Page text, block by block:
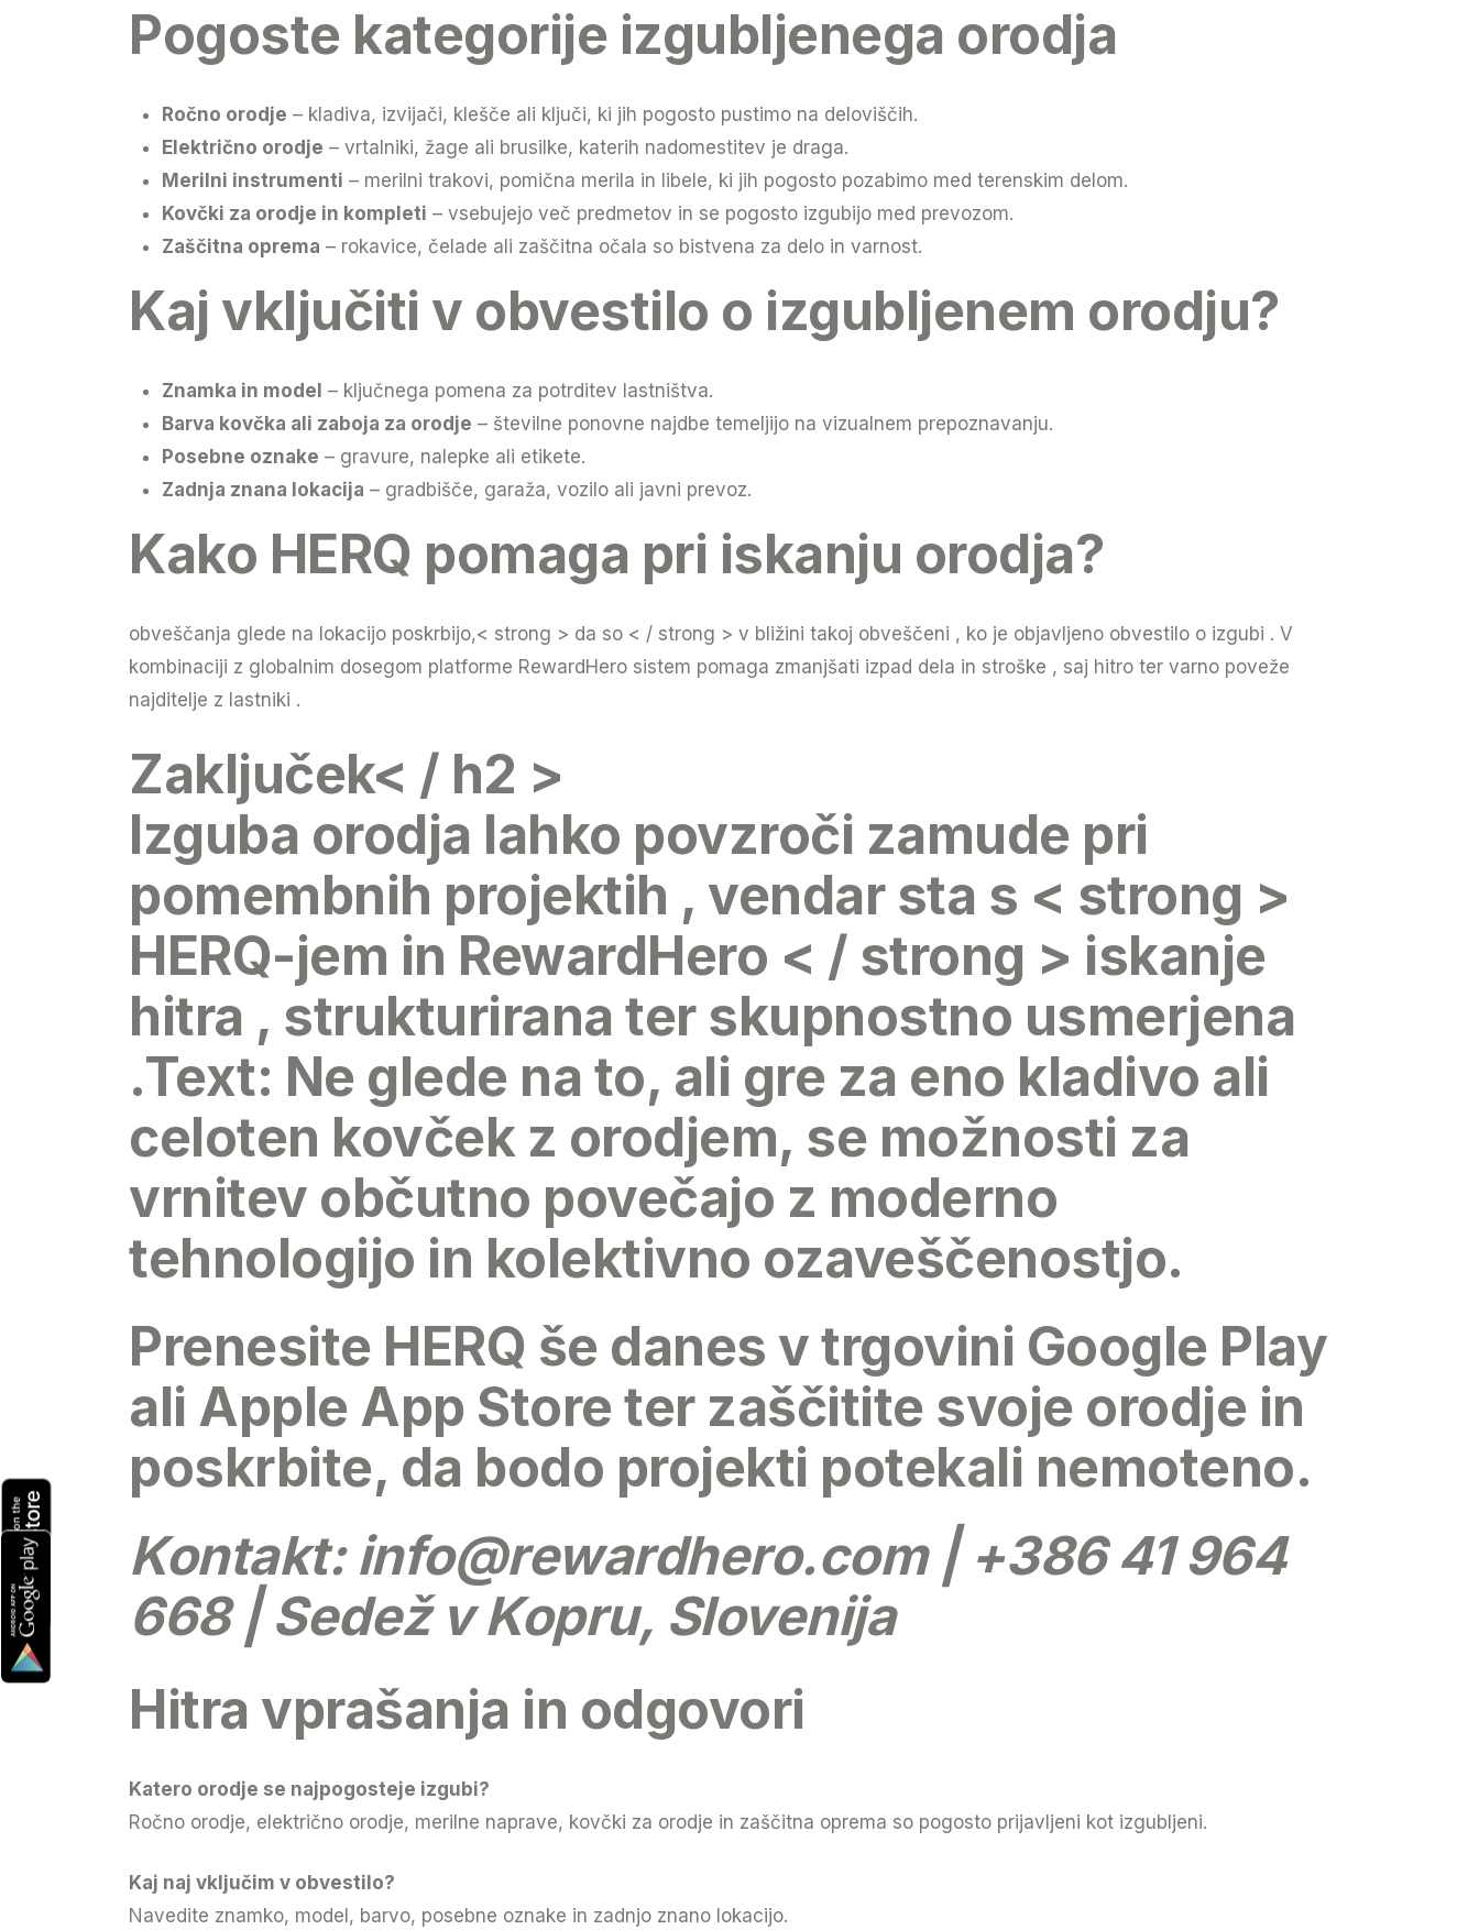
Pogoste kategorije izgubljenega orodja
Ročno orodje – kladiva, izvijači, klešče ali ključi, ki jih pogosto pustimo na deloviščih.
Električno orodje – vrtalniki, žage ali brusilke, katerih nadomestitev je draga.
Merilni instrumenti – merilni trakovi, pomična merila in libele, ki jih pogosto pozabimo med terenskim delom.
Kovčki za orodje in kompleti – vsebujejo več predmetov in se pogosto izgubijo med prevozom.
Zaščitna oprema – rokavice, čelade ali zaščitna očala so bistvena za delo in varnost.
Kaj vključiti v obvestilo o izgubljenem orodju?
Znamka in model – ključnega pomena za potrditev lastništva.
Barva kovčka ali zaboja za orodje – številne ponovne najdbe temeljijo na vizualnem prepoznavanju.
Posebne oznake – gravure, nalepke ali etikete.
Zadnja znana lokacija – gradbišče, garaža, vozilo ali javni prevoz.
Kako HERQ pomaga pri iskanju orodja?
obveščanja glede na lokacijo poskrbijo,< strong > da so < / strong > v bližini takoj obveščeni , ko je objavljeno obvestilo o izgubi . V
kombinaciji z globalnim dosegom platforme RewardHero sistem pomaga zmanjšati izpad dela in stroške , saj hitro ter varno poveže
najditelje z lastniki .
Zaključek< / h2 >
Izguba orodja lahko povzroči zamude pri
pomembnih projektih , vendar sta s < strong >
HERQ-jem in RewardHero < / strong > iskanje
hitra , strukturirana ter skupnostno usmerjena
.Text: Ne glede na to, ali gre za eno kladivo ali
celoten kovček z orodjem, se možnosti za
vrnitev občutno povečajo z moderno
tehnologijo in kolektivno ozaveščenostjo.
Prenesite HERQ še danes v trgovini Google Play
ali Apple App Store ter zaščitite svoje orodje in
poskrbite, da bodo projekti potekali nemoteno.
Kontakt:info@rewardhero.com| +386 41 964
668 | Sedež v Kopru, Slovenija
Hitra vprašanja in odgovori
Katero orodje se najpogosteje izgubi?
Ročno orodje, električno orodje, merilne naprave, kovčki za orodje in zaščitna oprema so pogosto prijavljeni kot izgubljeni.
Kaj naj vključim v obvestilo?
Navedite znamko, model, barvo, posebne oznake in zadnjo znano lokacijo.